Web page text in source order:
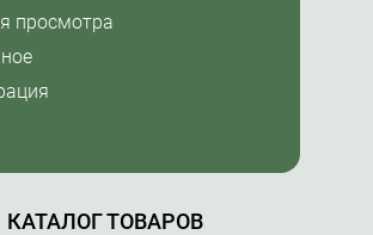
КАТАЛОГ ТОВАРОВ
просмотра